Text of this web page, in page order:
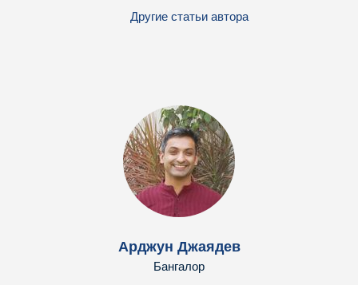
Другие статьи автора
Арджун Джаядев
Бангалор